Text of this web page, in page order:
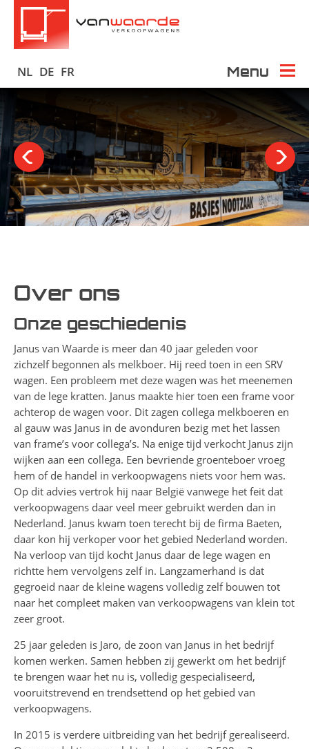
Menu
NL DE FR
Over ons
Onze geschiedenis
Janus van Waarde is meer dan 40 jaar geleden voor
zichzelf begonnen als melkboer. Hij reed toen in een SRV
wagen. Een probleem met deze wagen was het meenemen
van de lege kratten. Janus maakte hier toen een frame voor
achterop de wagen voor. Dit zagen collega melkboeren en
al gauw was Janus in de avonduren bezig met het lassen
van frame’s voor collega’s. Na enige tijd verkocht Janus zijn
wijken aan een collega. Een bevriende groenteboer vroeg
hem of de handel in verkoopwagens niets voor hem was.
Op dit advies vertrok hij naar België vanwege het feit dat
verkoopwagens daar veel meer gebruikt werden dan in
Nederland. Janus kwam toen terecht bij de firma Baeten,
daar kon hij verkoper voor het gebied Nederland worden.
Na verloop van tijd kocht Janus daar de lege wagen en
richtte hem vervolgens zelf in. Langzamerhand is dat
gegroeid naar de kleine wagens volledig zelf bouwen tot
naar het compleet maken van verkoopwagens van klein tot
zeer groot.
25 jaar geleden is Jaro, de zoon van Janus in het bedrijf
komen werken. Samen hebben zij gewerkt om het bedrijf
te brengen waar het nu is, volledig gespecialiseerd,
vooruitstrevend en trendsettend op het gebied van
verkoopwagens.
In 2015 is verdere uitbreiding van het bedrijf gerealiseerd.